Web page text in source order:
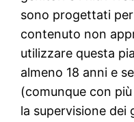
sono progettati
contenuto non
utilizzare questa
almeno 18 anni e
(comunque con
la supervisione dei